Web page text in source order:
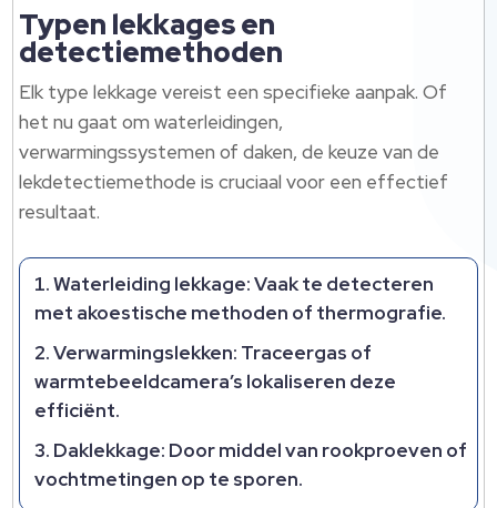
Typen lekkages en
detectiemethoden
Elk type lekkage vereist een specifieke aanpak. Of
het nu gaat om waterleidingen,
verwarmingssystemen of daken, de keuze van de
lekdetectiemethode is cruciaal voor een effectief
resultaat.
Waterleiding lekkage:Vaak te detecteren
met akoestische methoden of thermografie.
Verwarmingslekken: Traceergas of
warmtebeeldcamera’s lokaliseren deze
efficiënt.
Daklekkage: Door middel van rookproeven of
vochtmetingen op te sporen.